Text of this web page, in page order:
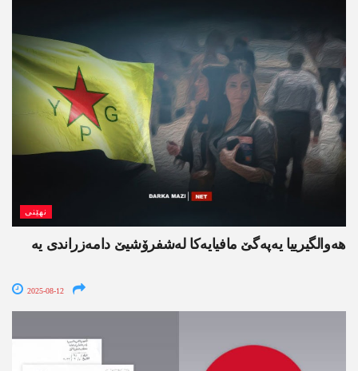
نھێنی
هه‌والگیرییا یه‌په‌گێ مافیایه‌كا له‌شفرۆشیێ دامه‌زراندی یه‌
2025-08-12